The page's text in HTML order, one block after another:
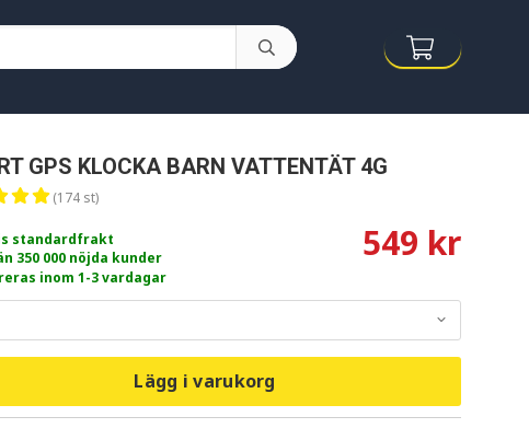
GPS KLOCKA BARN VATTENTÄT 4G
(174 st)
standardfrakt
350 000 nöjda kunder
inom 1-3 vardagar
549 kr
Lägg i varukorg